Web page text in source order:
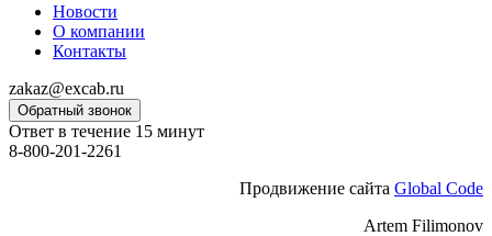
Новости
О компании
Контакты
zakaz@excab.ru
Обратный звонок
Ответ в течение 15 минут
8-800-201-2261
Продвижение сайта Global Code
Artem Filimonov